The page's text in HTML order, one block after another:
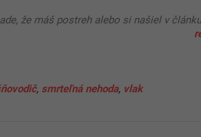
že máš postreh alebo si našiel v
, smrteľná nehoda, vlak